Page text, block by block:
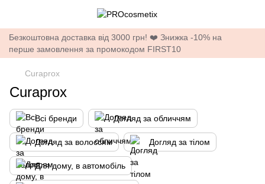
Безкоштовна доставка від 3000 грн! ❤️ Знижка -10% на
перше замовлення за промокодом FIRST10
Curaprox
Curaprox
Всі бренди Догляд за обличчям
Догляд за волоссям Догляд за тілом
Для дому, в автомобіль